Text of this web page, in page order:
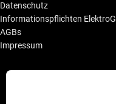
Datenschutz
Informationspflichten ElektroG
AGBs
Impressum